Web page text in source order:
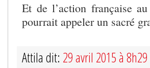
Et de l’action française
pourrait appeler un sacré
Attila dit: 29 avril 2015 à 8h29